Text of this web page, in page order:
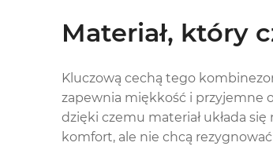
Materiał, który
Kluczową cechą tego
zapewnia miękkość i przyjemne
dzięki czemu materiał układa
komfort, ale nie chcą